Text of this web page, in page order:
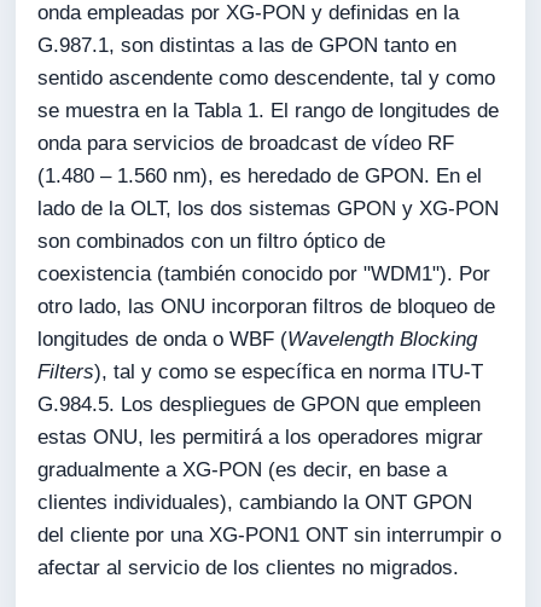
onda empleadas por XG-PON y definidas en la
G.987.1, son distintas a las de GPON tanto en
sentido ascendente como descendente, tal y como
se muestra en la Tabla 1. El rango de longitudes de
onda para servicios de broadcast de vídeo RF
(1.480 – 1.560 nm), es heredado de GPON. En el
lado de la OLT, los dos sistemas GPON y XG-PON
son combinados con un filtro óptico de
coexistencia (también conocido por "WDM1"). Por
otro lado, las ONU incorporan filtros de bloqueo de
longitudes de onda o WBF (Wavelength Blocking
Filters), tal y como se específica en norma ITU-T
G.984.5. Los despliegues de GPON que empleen
estas ONU, les permitirá a los operadores migrar
gradualmente a XG-PON (es decir, en base a
clientes individuales), cambiando la ONT GPON
del cliente por una XG-PON1 ONT sin interrumpir o
afectar al servicio de los clientes no migrados.